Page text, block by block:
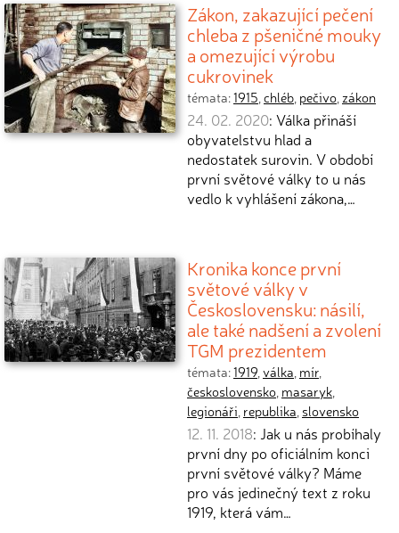
Zákon, zakazující pečení
chleba z pšeničné mouky
a omezující výrobu
cukrovinek
témata:1915,chléb, pečivo, zákon
24. 02. 2020: Válka přináší
obyvatelstvu hlad a
nedostatek surovin. V období
první světové války to u nás
vedlo k vyhlášení zákona,…
Kronika konce první
světové války v
Československu: násilí,
ale také nadšení a zvolení
TGM prezidentem
témata:1919,válka, mír,
československo, masaryk,
legionáři, republika, slovensko
12. 11. 2018: Jak u nás probíhaly
první dny po oficiálním konci
první světové války? Máme
pro vás jedinečný text z roku
1919, která vám…